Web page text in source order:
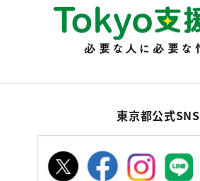
東京都公式SNS